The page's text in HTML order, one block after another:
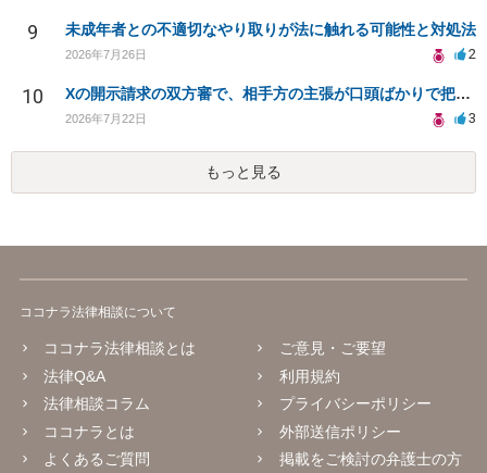
9 未成年者との不適切なやり取りが法に触れる可能性と対処法
2026年7月26日 2
10 Xの開示請求の双方審で、相手方の主張が口頭ばかりで把握しきれません
2026年7月22日 3
もっと見る
ココナラ法律相談について
ココナラ法律相談とは
法律Q&A
法律相談コラム
ココナラとは
よくあるご質問
ご意見・ご要望
利用規約
プライバシーポリシー
外部送信ポリシー
掲載をご検討の弁護士の方